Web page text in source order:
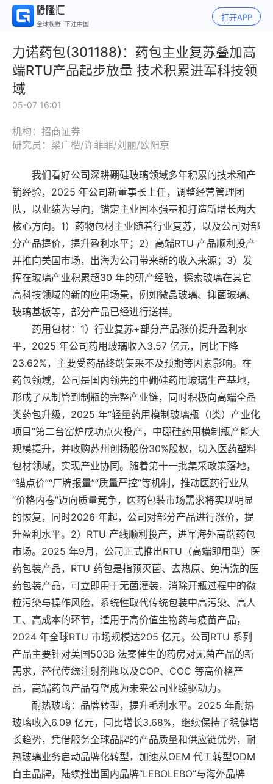
全球视野, 下注中国
打开APP
力诺药包(301188)：药包主业复苏叠加高
端RTU产品起步放量 技术积累进军科技领
域
05-07 16:01
机构：招商证券
研究员：梁广楷/许菲菲/刘丽/欧阳京
我们看好公司深耕硼硅玻璃领域多年积累的技术和产
销经验，2025 年公司新董事长上任，调整经营管理团
队，以业绩为导向，锚定主业固本强基和打造新增长两大
核心方向。1）药物包材主业随着行业复苏，以及公司对部
分产品提价，提升盈利水平；2）高端RTU 产品顺利投产
并推向美国市场，出海为公司带来新的收入来源；3）发
挥在玻璃产业积累超30 年的研产经验，探索玻璃在其它
高科技领域的新的应用场景，例如微晶玻璃、抑菌玻璃、
玻璃基板等，部分产品已经进行送样。
药用包材：1）行业复苏+部分产品涨价提升盈利水
平，2025 年公司药用玻璃收入3.57 亿元，同比下降
23.62%，主要受药品终端集采不及预期等因素影响。在
药包领域，公司是国内领先的中硼硅药用玻璃生产基地，
形成了从制管到制瓶的完整产业链，同时积极向高端全品
类药包升级，2025 年“轻量药用模制玻璃瓶（Ⅰ类）产业化
项目”第二台窑炉成功点火投产，中硼硅药用模制瓶产能大
规模提升，并收购苏州创扬股份30%股权，切入医药塑料
包材领域，实现产业协同。随着第十一批集采政策落地，
“锚点价”“厂牌报量”“质量严控”等机制，推动医药行业从
“价格内卷”迈向质量竞争，医药包装市场需求将实现明显
的恢复，同时2026 年起，公司对部分产品进行涨价，提
升盈利水平。2）RTU 产线顺利投产，进军海外高端药包
市场。2025 年9月，公司正式推出RTU（高端即用型）医
药包装产品，RTU 药包是指预灭菌、去热原、免清洗的医
药包装产品，可立即用于无菌灌装，消除开瓶过程中的微
粒污染与操作风险，系统性取代传统包装中高污染、高人
工、高成本的环节，适用于高价值生物药与疫苗产品，
2024 年全球RTU 市场规模达205 亿元。公司RTU 系列
产品主要针对美国503B 法案催生的药房对无菌产品的新
需求，替代传统注射剂瓶以及COP、COC 等高价格产
品，高端药包产品有望成为未来公司业绩驱动力。
耐热玻璃：品牌转型，提升毛利水平。2025 年耐热
玻璃收入6.09 亿元，同比增长3.68%，继续保持了稳健增
长趋势，凭借服务全球品牌的产品质量和供应链优势，耐
热玻璃业务启动品牌化转型，加速从OEM 代工转型ODM
自主品牌，陆续推出国内品牌“LEBOLEBO”与海外品牌